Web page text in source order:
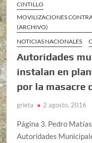
CINTILLO
MOVILIZACIONES
(ARCHIVO)
NOTICIAS NACIONALES
Autoridades
instalan en
por la masacre
grieta 2 agosto, 2016
Página 3. Pedro
Autoridades